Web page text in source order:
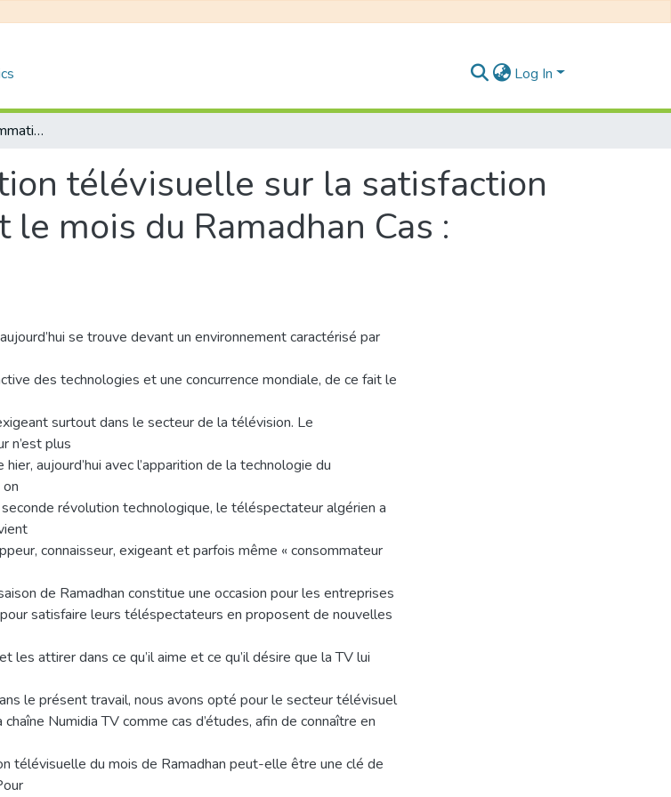
Log In
L’impact de la programmation télévisuelle sur la satisfaction des téléspectateurs durant le mois du Ramadhan Cas : Numidia TV
télévisuelle sur la satisfaction
mois du Ramadhan Cas :
se trouve devant un environnement caractérisé par
des technologies et une concurrence mondiale, de ce fait le
surtout dans le secteur de la télévision. Le
n’est plus
aujourd’hui avec l’apparition de la technologie du
révolution technologique, le téléspectateur algérien a
connaisseur, exigeant et parfois même « consommateur
de Ramadhan constitue une occasion pour les entreprises
satisfaire leurs téléspectateurs en proposent de nouvelles
les attirer dans ce qu’il aime et ce qu’il désire que la TV lui
le présent travail, nous avons opté pour le secteur télévisuel
Numidia TV comme cas d’études, afin de connaître en
télévisuelle du mois de Ramadhan peut-elle être une clé de